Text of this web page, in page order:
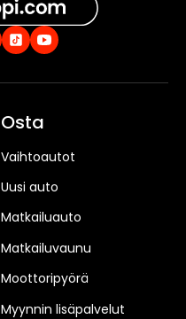
Osta
Vaihtoautot
Uusi auto
Matkailuauto
Matkailuvaunu
Moottoripyörä
Myynnin lisäpalvelut